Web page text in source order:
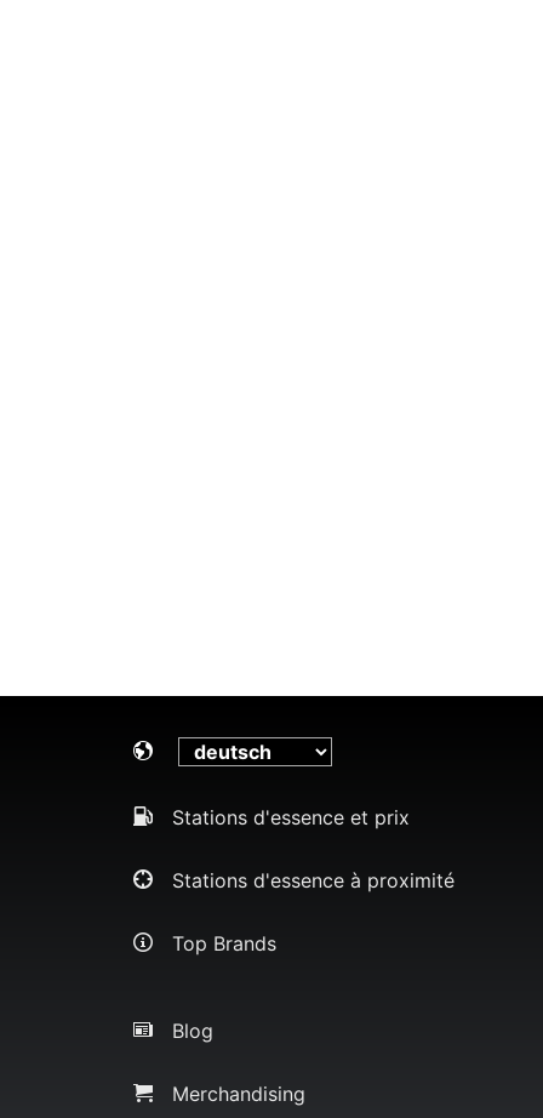
Stations d'essence et prix
Stations d'essence à proximité
Top Brands
Blog
Merchandising